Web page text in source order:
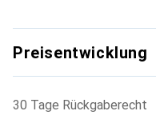
Preisentwicklung
30 Tage Rückgaberecht